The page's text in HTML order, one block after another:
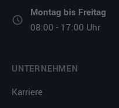
Montag bis Freitag
08:00 - 17:00 Uhr
UNTERNEHMEN
Karriere